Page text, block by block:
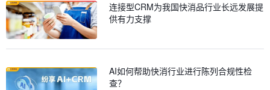
连接型CRM为我国快消品行业长远发展提
供有力支撑
AI如何帮助快消行业进行陈列合规性检
查？